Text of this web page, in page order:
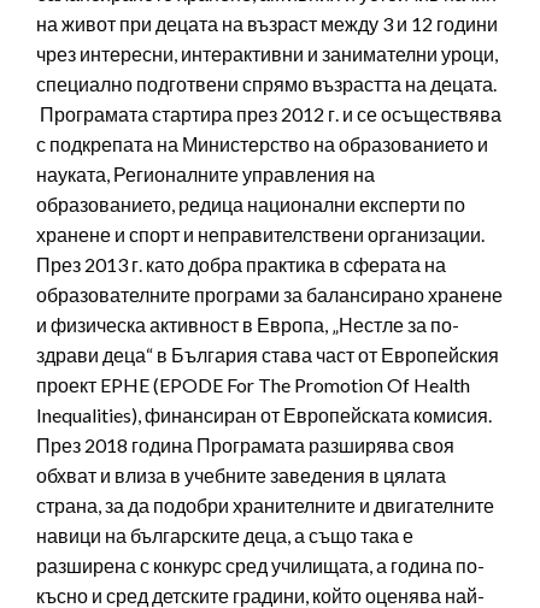
на живот при децата на възраст между 3 и 12 години
чрез интересни, интерактивни и занимателни уроци,
специално подготвени спрямо възрастта на децата.
Програмата стартира през 2012 г. и се осъществява
с подкрепата на Министерство на образованието и
науката, Регионалните управления на
образованието, редица национални експерти по
хранене и спорт и неправителствени организации.
През 2013 г. като добра практика в сферата на
образователните програми за балансирано хранене
и физическа активност в Европа, „Нестле за по-
здрави деца“ в България става част от Европейския
проект EPHE (EPODE For The Promotion Of Health
Inequalities), финансиран от Европейската комисия.
През 2018 година Програмата разширява своя
обхват и влиза в учебните заведения в цялата
страна, за да подобри хранителните и двигателните
навици на българските деца, а също така е
разширена с конкурс сред училищата, а година по-
късно и сред детските градини, който оценява най-